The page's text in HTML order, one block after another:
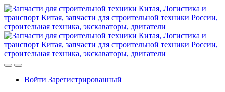
Войти Зарегистрированный